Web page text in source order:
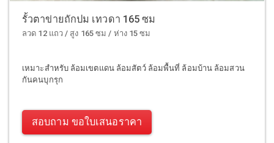
รั้วตาข่ายถักปม เทวดา 165 ซม
ลวด 12 แถว / สูง 165 ซม / ห่าง 15 ซม
เหมาะสำหรับ ล้อมเขตแดน ล้อมสัตว์ ล้อมพื้นที่ ล้อมบ้าน ล้อมสวน
กันคนบุกรุก
สอบถาม ขอใบเสนอราคา